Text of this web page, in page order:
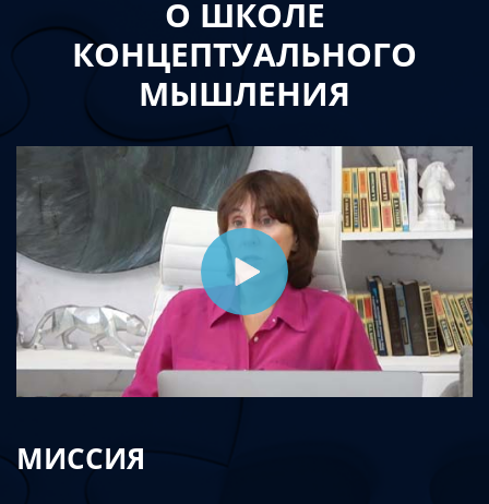
О ШКОЛЕ
КОНЦЕПТУАЛЬНОГО
МЫШЛЕНИЯ
МИССИЯ